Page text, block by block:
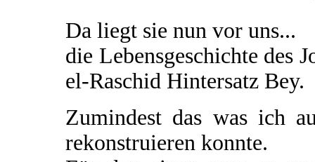
Da liegt sie nun vor uns...
die Lebensgeschichte des
el-Raschid Hintersatz Bey.
Zumindest das was ich
rekonstruieren konnte.